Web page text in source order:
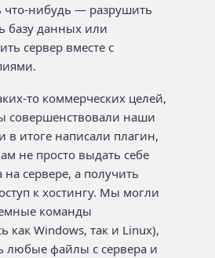
что-нибудь — разрушить
базу данных или
сервер вместе с
то коммерческих целей,
совершенствовали наши
в итоге написали плагин,
не просто выдать себе
на сервере, а получить
к хостингу. Мы могли
команды
как Windows, так и Linux),
любые файлы с сервера и